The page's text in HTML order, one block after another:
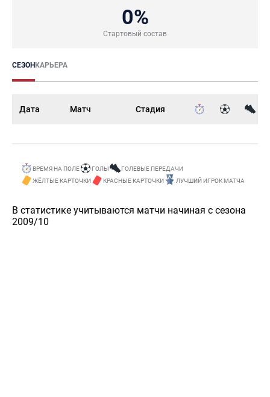
0%
Стартовый состав
СЕЗОНКАРЬЕРА
Дата Матч Стадия
ВРЕМЯ НА ПОЛЕ ГОЛЫ
ГОЛЕВЫЕ ПЕРЕДАЧИ
ЖЁЛТЫЕ КАРТОЧКИ
КРАСНЫЕ КАРТОЧКИ ЛУЧШИЙ ИГРОК МАТЧА
В статистике учитываются матчи начиная с сезона
2009/10